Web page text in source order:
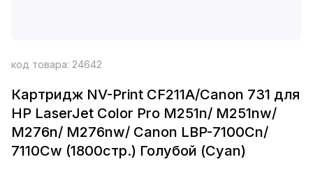
код товара: 24642
Картридж NV-Print CF211A/Canon 731 для
HP LaserJet Color Pro M251n/ M251nw/
M276n/ M276nw/ Canon LBP-7100Cn/
7110Cw (1800стр.) Голубой (Cyan)